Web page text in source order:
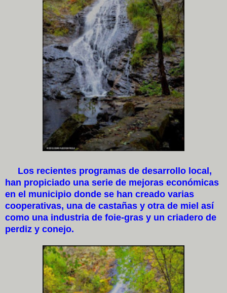
Los recientes programas de desarrollo local,
han propiciado una serie de mejoras económicas
en el municipio donde se han creado varias
cooperativas, una de castañas y otra de miel así
como una industria de foie-gras y un criadero de
perdiz y conejo.